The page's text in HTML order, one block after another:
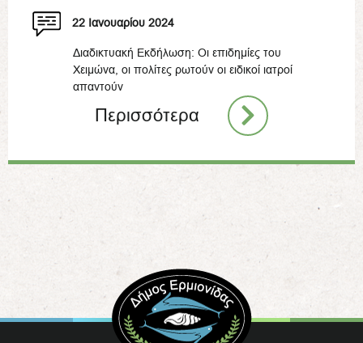
22 Ιανουαρίου 2024
Διαδικτυακή Εκδήλωση: Οι επιδημίες του
Χειμώνα, οι πολίτες ρωτούν οι ειδικοί ιατροί
απαντούν
Περισσότερα